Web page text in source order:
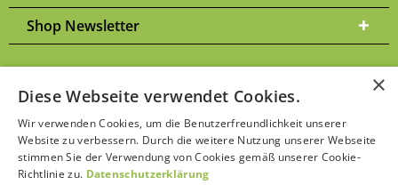
Shop Newsletter
* Alle Preise inkl. gesetzl. Mehrwertsteuer zzgl. Versandkosten
ggf. Nachnahmegebühren, wenn nicht anders beschrieben | Bitte
beachten Sie unsereDatenschutzerklärung
×
Diese Webseite verwendet Cookies.
Wir verwenden Cookies, um die Benutzerfreundlichkeit unserer
Website zu verbessern. Durch die weitere Nutzung unserer Webseite
stimmen Sie der Verwendung von Cookies gemäß unserer Cookie-
Richtlinie zu. Datenschutzerklärung